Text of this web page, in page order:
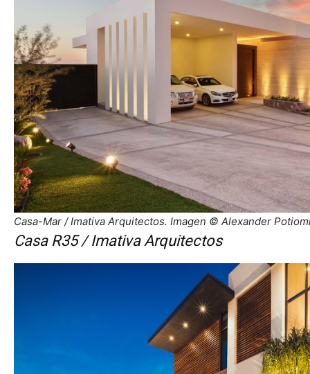
Casa-Mar / Imativa Arquitectos. Imagen © Alexander
Casa R35 / Imativa Arquitectos